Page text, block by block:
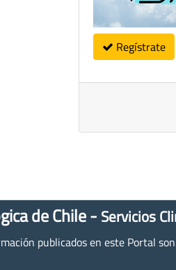
Regístrate
de Chile - Servicios
publicados en este Portal